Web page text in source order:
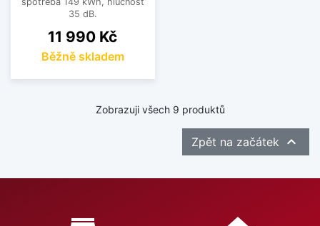
35 dB.
Cena
11 990 Kč
Běžně skladem
Zobrazuji všech 9 produktů
Zpět na začátek 
Proč nakupovat u nás?